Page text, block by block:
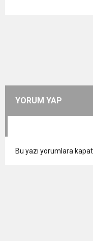
YORUM YAP
Bu yazı yorumlara